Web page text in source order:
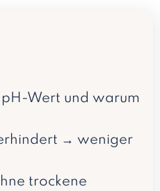
pH-Wert und warum
→ weniger
trockene